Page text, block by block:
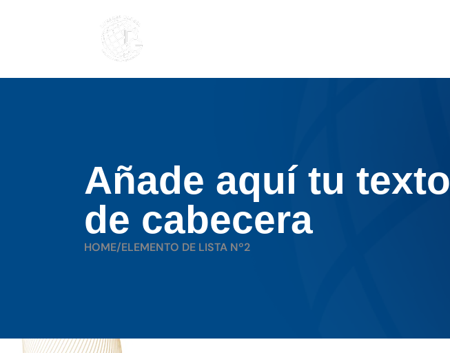
Añade aquí tu texto
de cabecera
HOME/ELEMENTO DE LISTA Nº2